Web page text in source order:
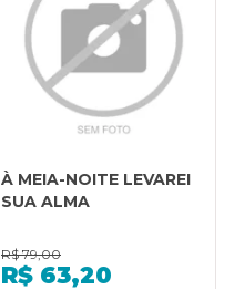
À MEIA-NOITE LEVAREI
SUA ALMA
R$ 79,00
R$ 63,20